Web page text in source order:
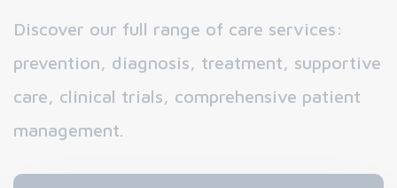
Discover our full range of care services:
prevention, diagnosis, treatment, supportive
care, clinical trials, comprehensive patient
management.